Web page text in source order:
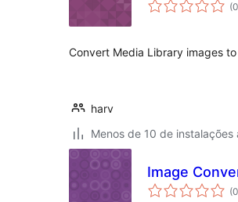
(0
Convert Media Library images
harv
Menos de 10 de instalações
Image
(0